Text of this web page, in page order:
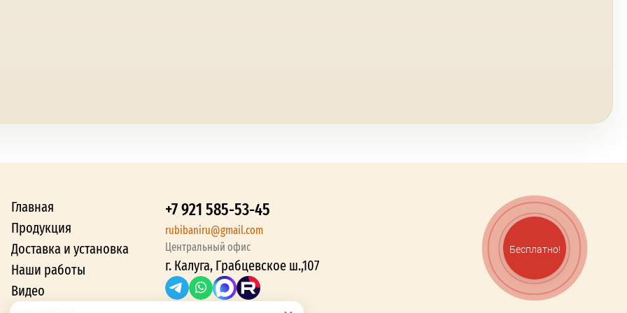
Главная
Продукция
Доставка и установка
Наши работы
Видео
+7 921 585-53-45
rubibaniru@gmail.com
Центральный офис
г. Калуга, Грабцевское ш.,107
Бесплатно!